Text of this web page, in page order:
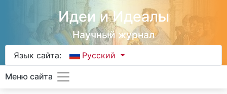
Идеи и Идеалы
Научный журнал
Язык сайта: Русский
Меню сайта